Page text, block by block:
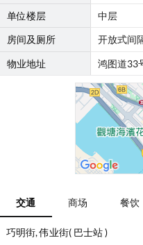
单位楼层
中层
房间及厕所
开放式间
物业地址 鸿图道33
交通 商场 餐饮
巧明街, 伟业街( 巴士站 )